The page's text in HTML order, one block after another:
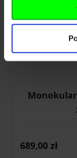
689,00 zł